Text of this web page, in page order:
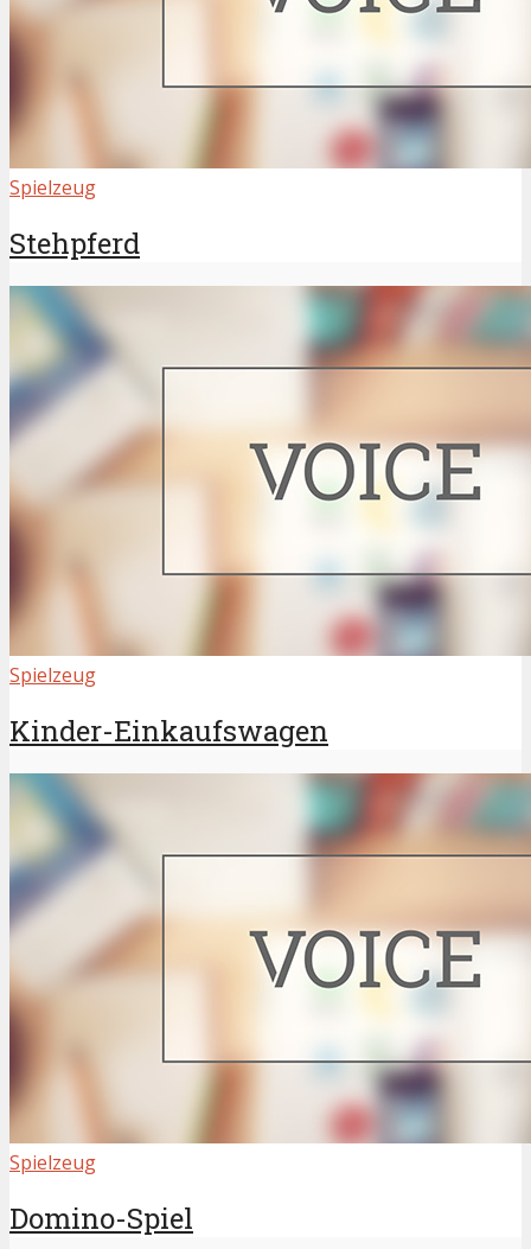
Spielzeug
Stehpferd
Spielzeug
Kinder-Einkaufswagen
Spielzeug
Domino-Spiel